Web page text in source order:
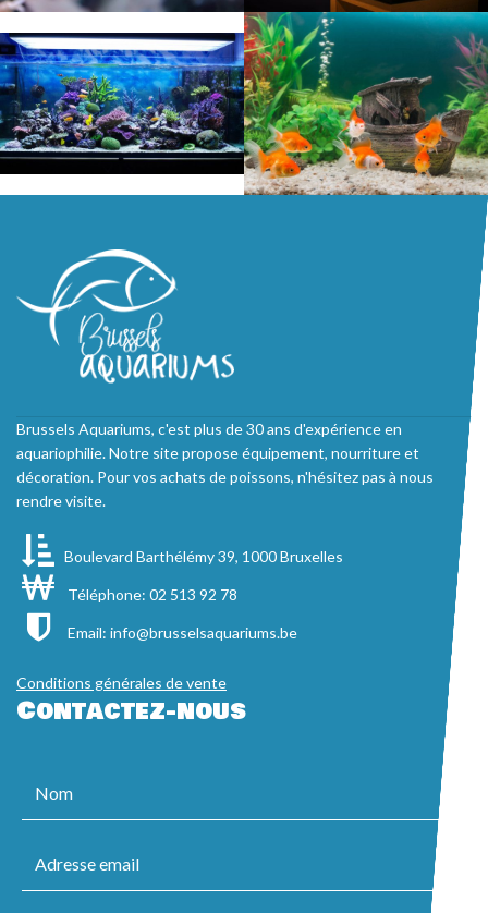
Brussels Aquariums, c'est plus de 30 ans d'expérience en
aquariophilie. Notre site propose équipement, nourriture et
décoration. Pour vos achats de poissons, n'hésitez pas à nous
rendre visite.
Boulevard Barthélémy 39, 1000 Bruxelles
Téléphone: 02 513 92 78
Email: info@brusselsaquariums.be
Conditions générales de vente
Contactez-nous